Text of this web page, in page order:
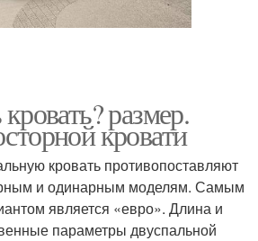
размер.
кровати
кровать противопоставляют
и одинарным моделям. Самым
является «евро». Длина и
параметры двуспальной